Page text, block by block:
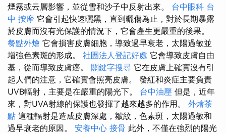
煙霧或云層影響，並從雪和沙子中反射出來。 台中眼科 台
中 按摩 它會引起快速曬黑，直到曬傷為止，對於長期暴露
於皮膚而沒有光保護的情況下，它會產生更嚴重的後果。
餐點外燴 它會損害皮膚細胞，導致過早衰老，太陽過敏並
增強色素斑的形成。 社團法人登記好處 它會導致皮膚自由
基，從而導致皮膚癌。 關鍵字搜尋 它在皮膚上確實沒有引
起人們的注意，它確實會照亮皮膚。 發紅和炎症主要負責
UVB輻射，主要是在嚴重的陽光下。 台中油壓 但是，近年
來，對UVA射線的保護也發揮了越來越多的作用。 外燴茶
點 這種輻射是造成皮膚深處，皺紋，色素斑，太陽過敏和
過早衰老的原因。 安養中心 接骨 此外，不僅在強烈的陽光